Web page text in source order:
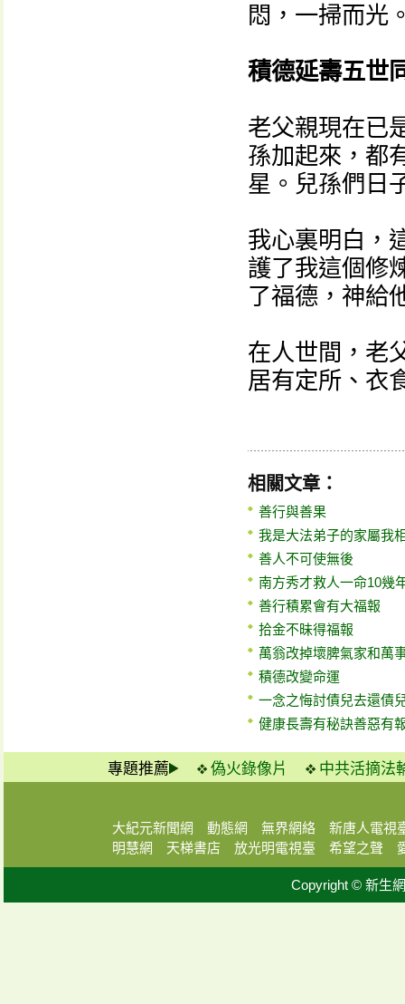
悶，一掃而光
積德延壽五世
老父親現在已
孫加起來，都
星。兒孫們日
我心裏明白，
護了我這個修
了福德，神給
在人世間，老
居有定所、衣
相關文章：
善行與善果
我是大法弟子的家屬我
善人不可使無後
南方秀才救人一命10幾
善行積累會有大福報
拾金不昧得福報
萬翁改掉壞脾氣家和萬
積德改變命運
一念之悔討債兒去還債
健康長壽有秘訣善惡有
專題推薦 偽火錄像片 中共活摘法
大紀元新聞網 動態網 無界網絡
新唐人電視
明慧網
天梯書店 放光明電視臺 希望之聲
Copyright © 新生